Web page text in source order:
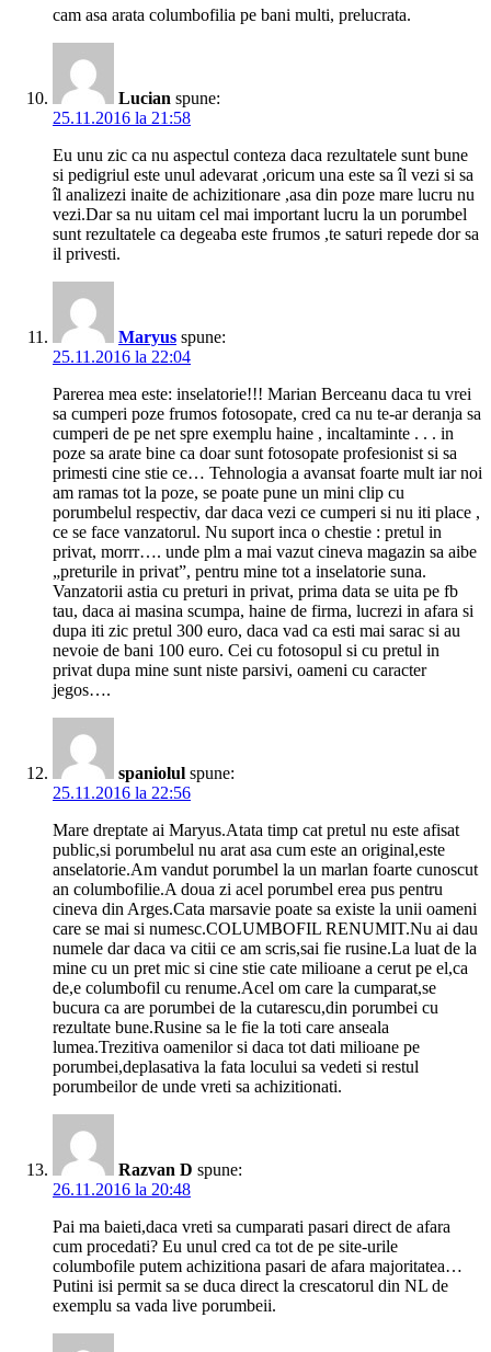
cam asa arata columbofilia pe bani multi, prelucrata.
Lucian spune:
25.11.2016 la 21:58
Eu unu zic ca nu aspectul conteza daca rezultatele sunt bune
si pedigriul este unul adevarat ,oricum una este sa îl vezi si sa
îl analizezi inaite de achizitionare ,asa din poze mare lucru nu
vezi.Dar sa nu uitam cel mai important lucru la un porumbel
sunt rezultatele ca degeaba este frumos ,te saturi repede dor sa
il privesti.
Maryus spune:
25.11.2016 la 22:04
Parerea mea este: inselatorie!!! Marian Berceanu daca tu vrei
sa cumperi poze frumos fotosopate, cred ca nu te-ar deranja sa
cumperi de pe net spre exemplu haine , incaltaminte . . . in
poze sa arate bine ca doar sunt fotosopate profesionist si sa
primesti cine stie ce… Tehnologia a avansat foarte mult iar noi
am ramas tot la poze, se poate pune un mini clip cu
porumbelul respectiv, dar daca vezi ce cumperi si nu iti place ,
ce se face vanzatorul. Nu suport inca o chestie : pretul in
privat, morrr…. unde plm a mai vazut cineva magazin sa aibe
„preturile in privat”, pentru mine tot a inselatorie suna.
Vanzatorii astia cu preturi in privat, prima data se uita pe fb
tau, daca ai masina scumpa, haine de firma, lucrezi in afara si
dupa iti zic pretul 300 euro, daca vad ca esti mai sarac si au
nevoie de bani 100 euro. Cei cu fotosopul si cu pretul in
privat dupa mine sunt niste parsivi, oameni cu caracter
jegos….
spaniolul spune:
25.11.2016 la 22:56
Mare dreptate ai Maryus.Atata timp cat pretul nu este afisat
public,si porumbelul nu arat asa cum este an original,este
anselatorie.Am vandut porumbel la un marlan foarte cunoscut
an columbofilie.A doua zi acel porumbel erea pus pentru
cineva din Arges.Cata marsavie poate sa existe la unii oameni
care se mai si numesc.COLUMBOFIL RENUMIT.Nu ai dau
numele dar daca va citii ce am scris,sai fie rusine.La luat de la
mine cu un pret mic si cine stie cate milioane a cerut pe el,ca
de,e columbofil cu renume.Acel om care la cumparat,se
bucura ca are porumbei de la cutarescu,din porumbei cu
rezultate bune.Rusine sa le fie la toti care anseala
lumea.Trezitiva oamenilor si daca tot dati milioane pe
porumbei,deplasativa la fata locului sa vedeti si restul
porumbeilor de unde vreti sa achizitionati.
Razvan D spune:
26.11.2016 la 20:48
Pai ma baieti,daca vreti sa cumparati pasari direct de afara
cum procedati? Eu unul cred ca tot de pe site-urile
columbofile putem achizitiona pasari de afara majoritatea…
Putini isi permit sa se duca direct la crescatorul din NL de
exemplu sa vada live porumbeii.